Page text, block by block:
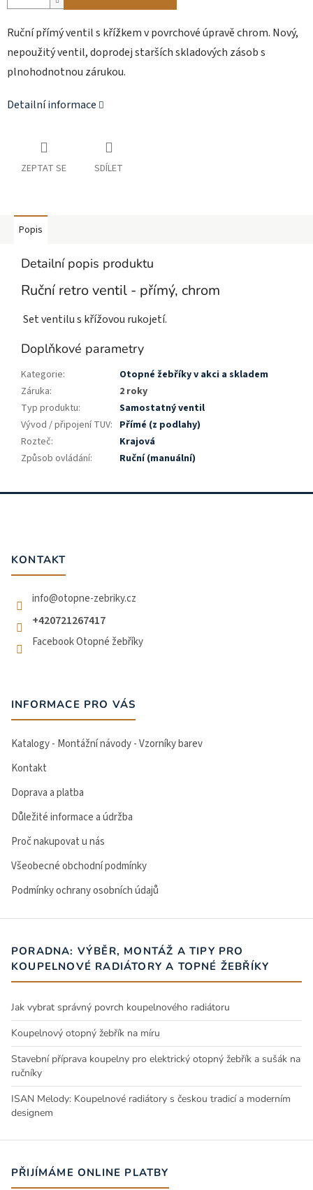
Ruční přímý ventil s křížkem v povrchové úpravě chrom. Nový,
nepoužitý ventil, doprodej starších skladových zásob s
plnohodnotnou zárukou.
Detailní informace
ZEPTAT SE SDÍLET
Popis
Detailní popis produktu
Ruční retro ventil - přímý, chrom
Set ventilu s křížovou rukojetí.
Doplňkové parametry
Kategorie:
Otopné žebříky v akci a skladem
Záruka:
2 roky
Typ produktu:
Samostatný ventil
Vývod / připojení TUV: Přímé (z podlahy)
Rozteč:
Krajová
Způsob ovládání: Ruční (manuální)
Z
KONTAKT
info@otopne-zebriky.cz
+420721267417
Facebook Otopné žebříky
INFORMACE PRO VÁS
Katalogy - Montážní návody - Vzorníky barev
Kontakt
Doprava a platba
Důležité informace a údržba
Proč nakupovat u nás
Všeobecné obchodní podmínky
Podmínky ochrany osobních údajů
PORADNA: VÝBĚR, MONTÁŽ A TIPY PRO
KOUPELNOVÉ RADIÁTORY A TOPNÉ ŽEBŘÍKY
Jak vybrat správný povrch koupelnového radiátoru
Koupelnový otopný žebřík na míru
Stavební příprava koupelny pro elektrický otopný žebřík a sušák na
ručníky
ISAN Melody: Koupelnové radiátory s českou tradicí a moderním
designem
PŘIJÍMÁME ONLINE PLATBY